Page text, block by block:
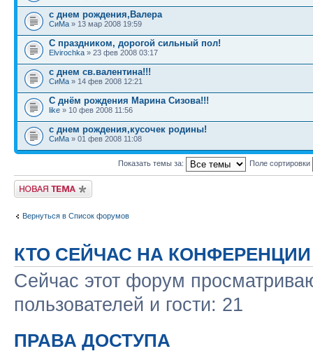
с днем рождения,Валера
СиМа » 13 мар 2008 19:59
С праздником, дорогой сильный пол!
Elvirochka » 23 фев 2008 03:17
с днем св.валентина!!!
СиМа » 14 фев 2008 12:21
С днём рождения Марина Сизова!!!
like » 10 фев 2008 11:56
с днем рождения,кусочек родины!
СиМа » 01 фев 2008 11:08
Показать темы за: Поле сортировки
Новая тема
Вернуться в Список форумов
КТО СЕЙЧАС НА КОНФЕРЕНЦИИ
Сейчас этот форум
пользователей и гости: 21
ПРАВА ДОСТУПА